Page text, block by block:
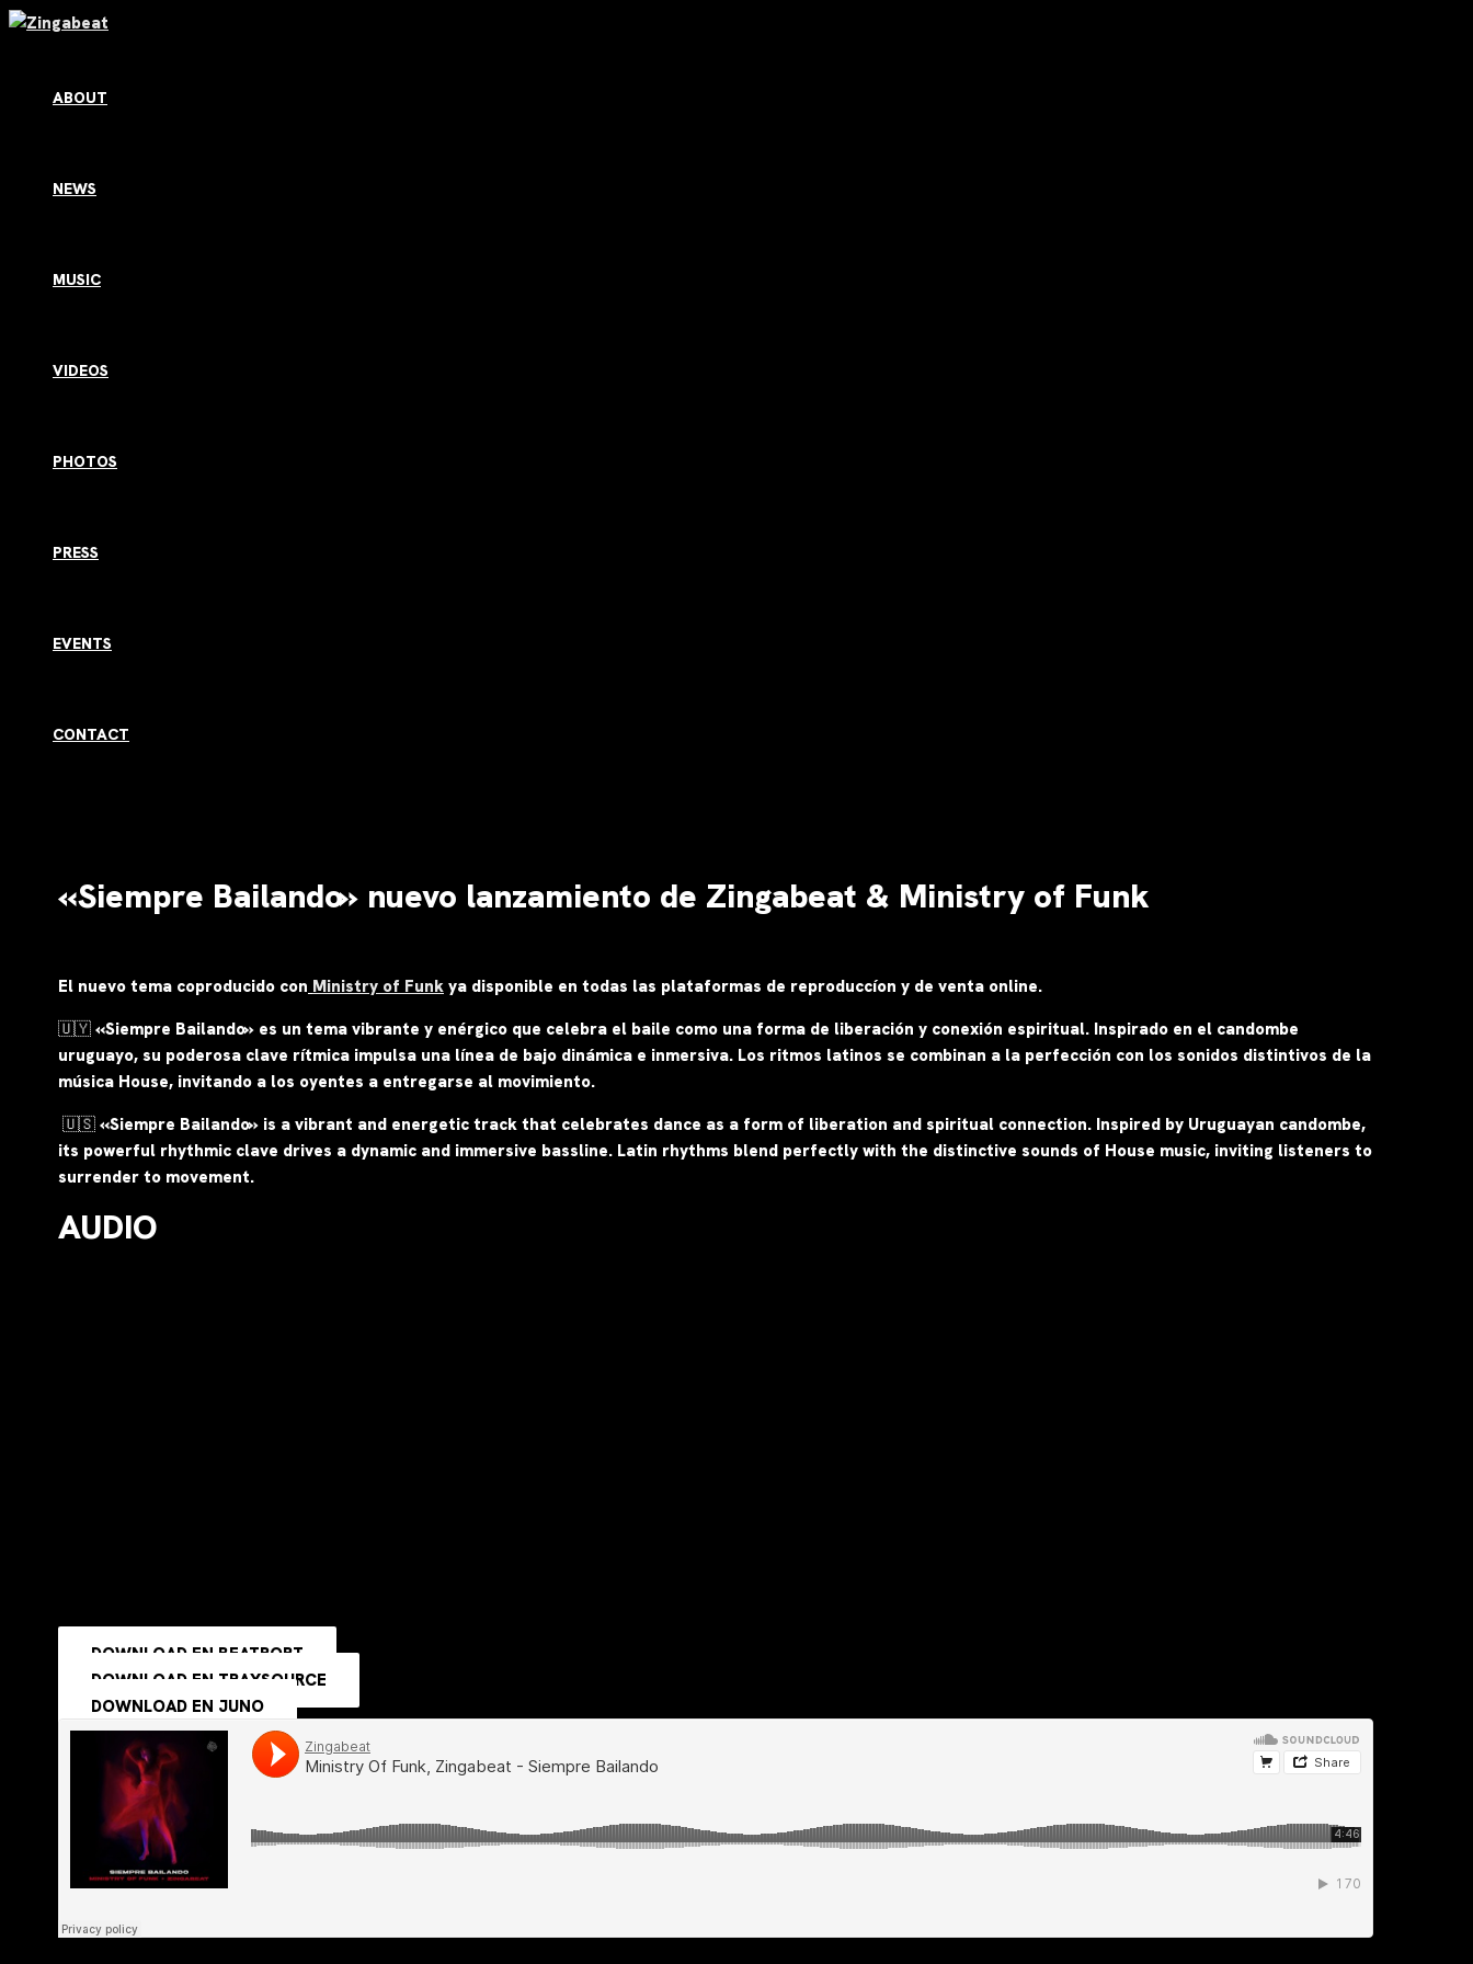
Ir
ABOUT
NEWS
MUSIC
VIDEOS
PHOTOS
PRESS
EVENTS
CONTACT
«Siempre Bailando» nuevo lanzamiento de Zingabeat & Ministry of Funk
El nuevo tema coproducido con Ministry of Funk ya disponible en todas las plataformas de reproduccíon y de venta online.
🇺🇾 «Siempre Bailando» es un tema vibrante y enérgico que celebra el baile como una forma de liberación y conexión espiritual. Inspirado en el candombe
uruguayo, su poderosa clave rítmica impulsa una línea de bajo dinámica e inmersiva. Los ritmos latinos se combinan a la perfección con los sonidos distintivos de la
música House, invitando a los oyentes a entregarse al movimiento.
🇺🇸 «Siempre Bailando» is a vibrant and energetic track that celebrates dance as a form of liberation and spiritual connection. Inspired by Uruguayan candombe,
its powerful rhythmic clave drives a dynamic and immersive bassline. Latin rhythms blend perfectly with the distinctive sounds of House music, inviting listeners to
surrender to movement.
AUDIO
DOWNLOAD EN BEATPORT
DOWNLOAD EN TRAXSOURCE
DOWNLOAD EN JUNO